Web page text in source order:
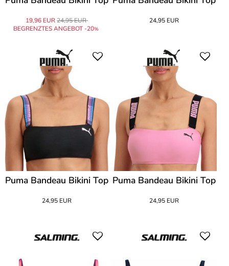
19,96 EUR24,95 EUR
BEGRENZTES ANGEBOT -20%
24,95 EUR
Puma Bandeau Bikini Top
24,95 EUR
Puma Bandeau Bikini Top
24,95 EUR